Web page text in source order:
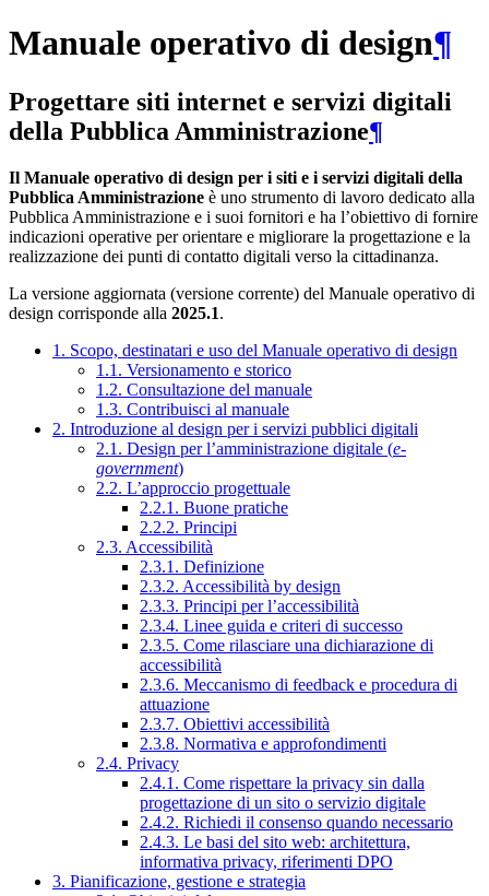
Manuale operativo di design¶
Progettare siti internet e servizi digitali
della Pubblica Amministrazione¶
Il Manuale operativo di design per i siti e i servizi digitali della
Pubblica Amministrazione è uno strumento di lavoro dedicato alla
Pubblica Amministrazione e i suoi fornitori e ha l’obiettivo di fornire
indicazioni operative per orientare e migliorare la progettazione e la
realizzazione dei punti di contatto digitali verso la cittadinanza.
La versione aggiornata (versione corrente) del Manuale operativo di
design corrisponde alla 2025.1.
1. Scopo, destinatari e uso del Manuale operativo di design
1.1. Versionamento e storico
1.2. Consultazione del manuale
1.3. Contribuisci al manuale
2. Introduzione al design per i servizi pubblici digitali
2.1. Design per l’amministrazione digitale (e-
government)
2.2. L’approccio progettuale
2.2.1. Buone pratiche
2.2.2. Principi
2.3. Accessibilità
2.3.1. Definizione
2.3.2. Accessibilità by design
2.3.3. Principi per l’accessibilità
2.3.4. Linee guida e criteri di successo
2.3.5. Come rilasciare una dichiarazione di
accessibilità
2.3.6. Meccanismo di feedback e procedura di
attuazione
2.3.7. Obiettivi accessibilità
2.3.8. Normativa e approfondimenti
2.4. Privacy
2.4.1. Come rispettare la privacy sin dalla
progettazione di un sito o servizio digitale
2.4.2. Richiedi il consenso quando necessario
2.4.3. Le basi del sito web: architettura,
informativa privacy, riferimenti DPO
3. Pianificazione, gestione e strategia